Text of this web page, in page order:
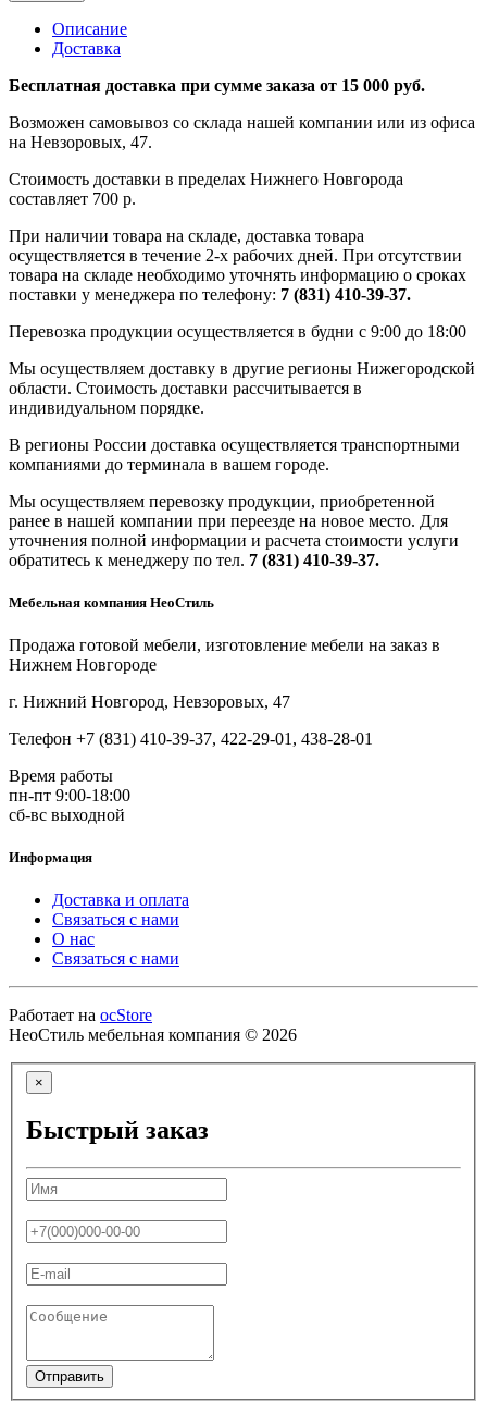
Описание
Доставка
Бесплатная доставка при сумме заказа от 15 000 руб.
Возможен самовывоз со склада нашей компании или из офиса
на Невзоровых, 47.
Стоимость доставки в пределах Нижнего Новгорода
составляет 700 р.
При наличии товара на складе, доставка товара
осуществляется в течение 2-х рабочих дней. При отсутствии
товара на складе необходимо уточнять информацию о сроках
поставки у менеджера по телефону: 7 (831) 410-39-37.
Перевозка продукции осуществляется в будни с 9:00 до 18:00
Мы осуществляем доставку в другие регионы Нижегородской
области. Стоимость доставки рассчитывается в
индивидуальном порядке.
В регионы России доставка осуществляется транспортными
компаниями до терминала в вашем городе.
Мы осуществляем перевозку продукции, приобретенной
ранее в нашей компании при переезде на новое место. Для
уточнения полной информации и расчета стоимости услуги
обратитесь к менеджеру по тел. 7 (831) 410-39-37.
Мебельная компания НеоСтиль
Продажа готовой мебели, изготовление мебели на заказ в
Нижнем Новгороде
г. Нижний Новгород, Невзоровых, 47
Телефон +7 (831) 410-39-37, 422-29-01, 438-28-01
Время работы
пн-пт 9:00-18:00
сб-вс выходной
Информация
Доставка и оплата
Связаться с нами
О нас
Связаться с нами
Работает на ocStore
НеоСтиль мебельная компания © 2026
×
Быстрый заказ
Отправить